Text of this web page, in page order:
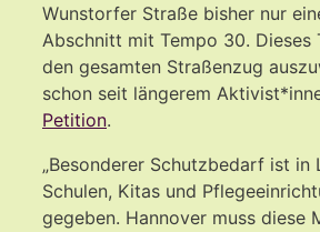
Wunstorfer Straße bisher nur
Abschnitt mit Tempo 30. Dieses
den gesamten Straßenzug
schon seit längerem
Petition.
„Besonderer Schutzbedarf ist in
Schulen, Kitas und
gegeben. Hannover muss diese